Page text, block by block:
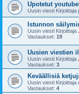
Upotetut
Uusin viesti Kirjoittaja
Istunnon
Uusin viesti Kirjoittaja
Vastaukset: 19
Uusien viestien
Uusin viesti Kirjoittaja
Vastaukset: 3
Keväällisiä
Uusin viesti Kirjoittaja
Vastaukset: 4